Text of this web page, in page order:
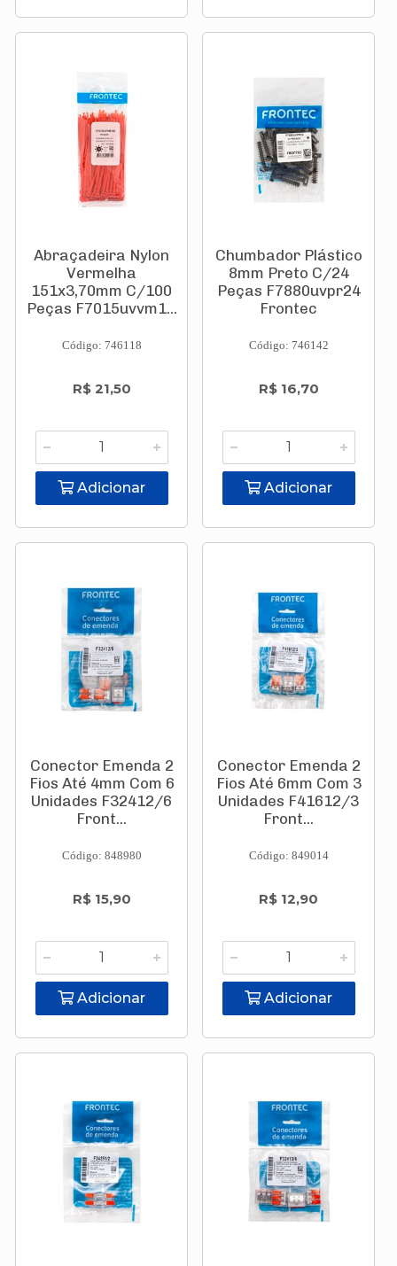
Abraçadeira Nylon
Vermelha
151x3,70mm C/100
Peças F7015uvvm1...
Código: 746118
R$ 21,50
Adicionar
Chumbador Plástico
8mm Preto C/24
Peças F7880uvpr24
Frontec
Código: 746142
R$ 16,70
Adicionar
Conector Emenda 2
Fios Até 4mm Com 6
Unidades F32412/6
Front...
Código: 848980
R$ 15,90
Adicionar
Conector Emenda 2
Fios Até 6mm Com 3
Unidades F41612/3
Front...
Código: 849014
R$ 12,90
Adicionar